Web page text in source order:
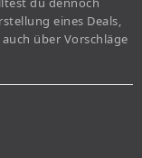
eines Deals,
über Vorschläge